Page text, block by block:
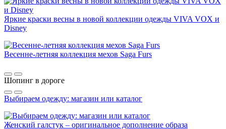
Яркие краски весны в новой коллекции одежды VIVA VOX и
Disney
Весенне-летняя коллекция мехов Saga Furs
Шопинг в дороге
Выбираем одежду: магазин или каталог
Женский галстук – оригинальное дополнение образа